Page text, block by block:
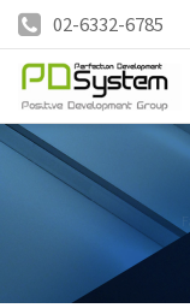
02-6332-6785